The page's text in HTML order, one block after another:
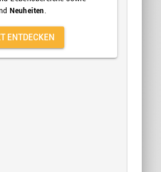
Neuheiten.
ENTDECKEN